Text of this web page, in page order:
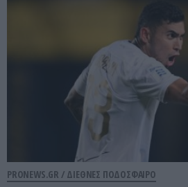
PRONEWS.GR / ΔΙΕΘΝΕΣ ΠΟΔΟΣΦΑΙΡΟ